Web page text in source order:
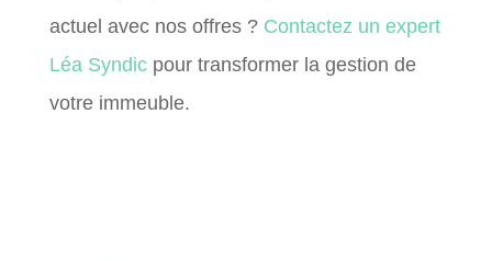
actuel avec nos offres ? Contactez un expert
Léa Syndicpour transformer la gestion de
votre immeuble.